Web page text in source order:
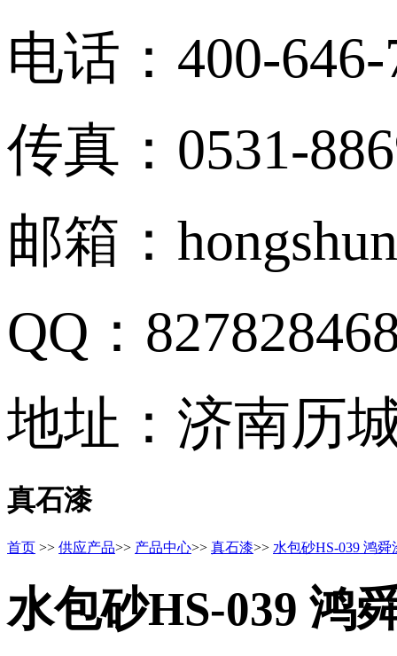
电话：400-646-
传真：0531-
邮箱：
QQ：
地址：济南历
真石漆
首页 >> 供应产品>> 产品中心>> 真石漆>> 水包砂HS-039 鸿舜
水包砂HS-039 鸿